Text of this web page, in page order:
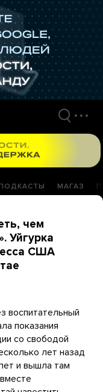
МАГАЗ
чем
Уйгурка
США
воспитательный
показания
со свободой
лет назад
и вышла там